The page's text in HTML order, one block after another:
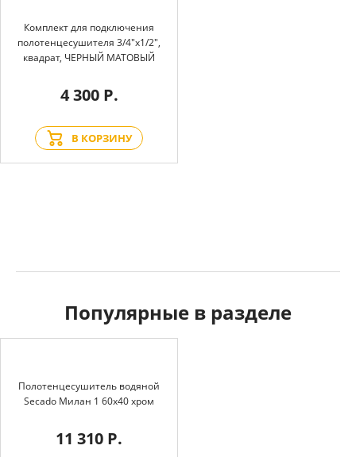
Комплект для подключения
полотенцесушителя 3/4"х1/2",
квадрат, ЧЕРНЫЙ МАТОВЫЙ
4 300 Р.
В КОРЗИНУ
Популярные в разделе
Полотенцесушитель водяной
Secado Милан 1 60x40 хром
11 310 Р.